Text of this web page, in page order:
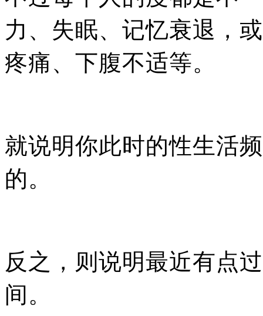
力、失眠、记忆衰退，
疼痛、下腹不适等。
就说明你此时的性生活
的。
反之，则说明最近有点
间。